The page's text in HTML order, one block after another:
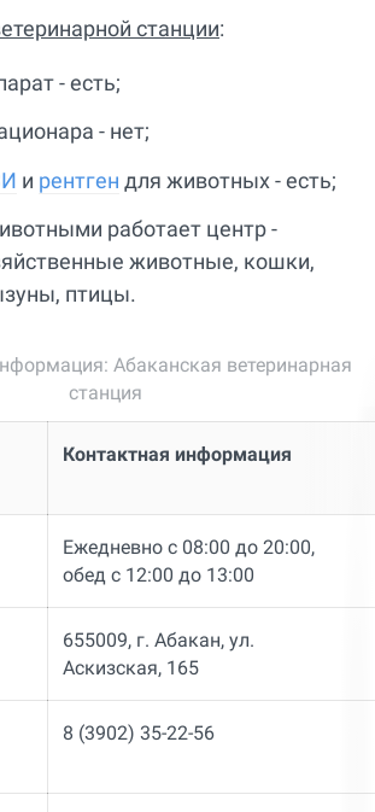
станции:
- есть;
- нет;
и рентген для животных - есть;
работает центр -
животные, кошки,
птицы.
Абаканская ветеринарная
станция
Контактная информация
Ежедневно с 08:00 до 20:00,
обед с 12:00 до 13:00
655009, г. Абакан, ул.
Аскизская, 165
8 (3902) 35-22-56